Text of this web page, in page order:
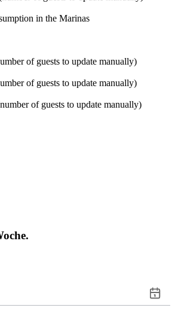
in the Marinas
of guests to update manually)
of guests to update manually)
of guests to update manually)